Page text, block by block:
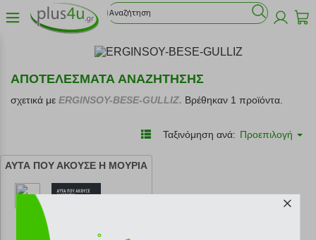
ΑΠΟΤΕΛΕΣΜΑΤΑ ΑΝΑΖΗΤΗΣΗΣ
σχετικά με ERGINSOY-BESE-GULLIZ. Βρέθηκαν 1 προϊόντα.
Ταξινόμηση ανά: Προεπιλογή
ΑΥΤΑ ΠΟΥ ΑΚΟΥΣΕ Η ΜΟΥΡΙΑ